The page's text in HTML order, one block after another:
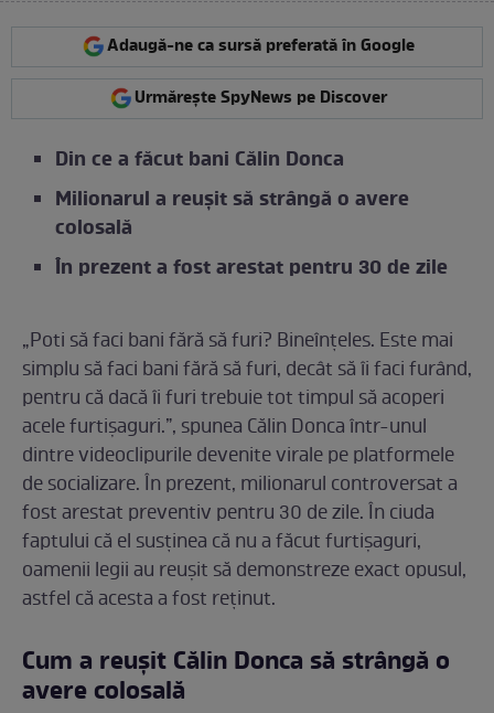
Adaugă-ne ca sursă preferată în Google
Urmărește SpyNews pe Discover
Din ce a făcut bani Călin Donca
Milionarul a reușit să strângă o avere
colosală
În prezent a fost arestat pentru 30 de zile
„Poti să faci bani fără să furi? Bineînțeles. Este mai
simplu să faci bani fără să furi, decât să îi faci furând,
pentru că dacă îi furi trebuie tot timpul să acoperi
acele furtișaguri.”, spunea Călin Donca într-unul
dintre videoclipurile devenite virale pe platformele
de socializare. În prezent, milionarul controversat a
fost arestat preventiv pentru 30 de zile. În ciuda
faptului că el susținea că nu a făcut furtișaguri,
oamenii legii au reușit să demonstreze exact opusul,
astfel că acesta a fost reținut.
Cum a reușit Călin Donca să strângă o
avere colosală